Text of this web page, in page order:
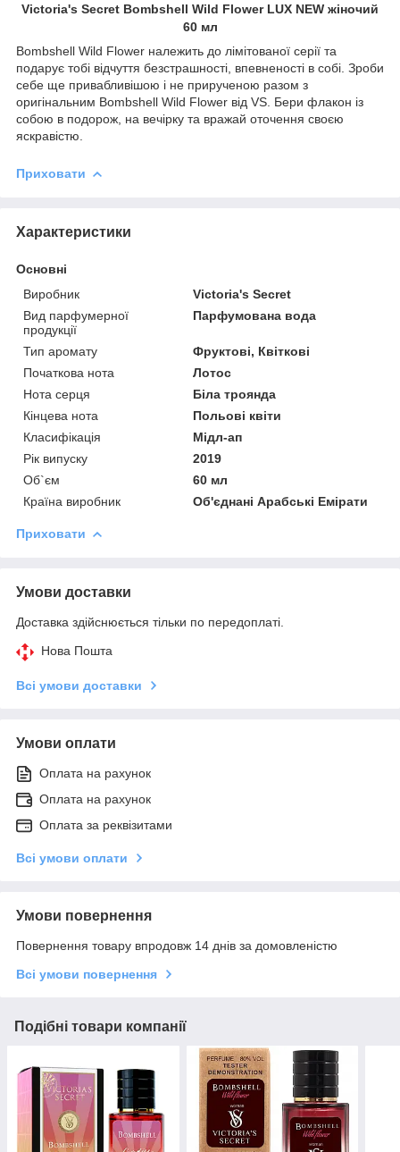
Victoria's Secret Bombshell Wild Flower LUX NEW жіночий
60 мл
Bombshell Wild Flower належить до лімітованої серії та
подарує тобі відчуття безстрашності, впевненості в собі. Зроби
себе ще привабливішою і не прирученою разом з
оригінальним Bombshell Wild Flower від VS. Бери флакон із
собою в подорож, на вечірку та вражай оточення своєю
яскравістю.
Приховати
Характеристики
Основні
Виробник
Victoria's Secret
Вид парфумерної
продукції
Парфумована вода
Тип аромату
Фруктові, Квіткові
Початкова нота
Лотос
Нота серця
Біла троянда
Кінцева нота
Польові квіти
Класифікація
Мідл-ап
Рік випуску
2019
Об`єм
60 мл
Країна виробник
Об'єднані Арабські Емірати
Приховати
Умови доставки
Доставка здійснюється тільки по передоплаті.
Нова Пошта
Всі умови доставки
Умови оплати
Оплата на рахунок
Оплата на рахунок
Оплата за реквізитами
Всі умови оплати
Умови повернення
Повернення товару впродовж 14 днів за домовленістю
Всі умови повернення
Подібні товари компанії